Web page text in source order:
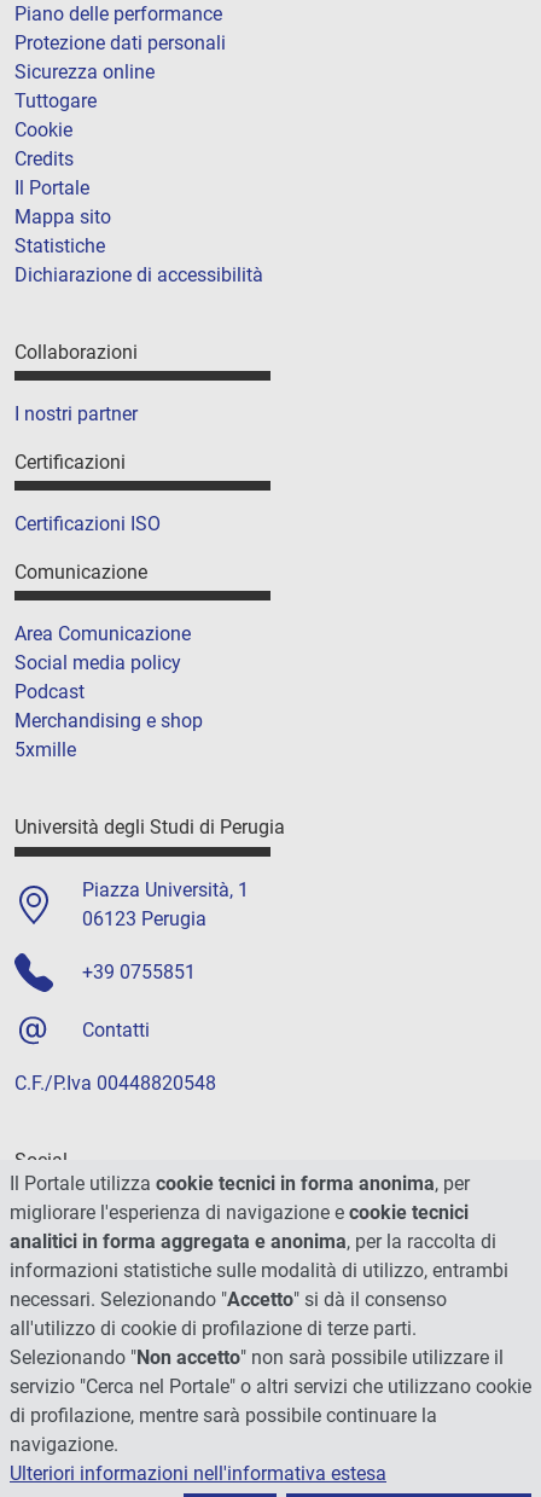
Piano delle performance
Protezione dati personali
Sicurezza online
Tuttogare
Cookie
Credits
Il Portale
Mappa sito
Statistiche
Dichiarazione di accessibilità
Collaborazioni
I nostri partner
Certificazioni
Certificazioni ISO
Comunicazione
Area Comunicazione
Social media policy
Podcast
Merchandising e shop
5xmille
Università degli Studi di Perugia
Piazza Università, 1
06123 Perugia
+39 0755851
Contatti
C.F./P.Iva 00448820548
Social
Il Portale utilizza cookie tecnici in forma anonima, per
migliorare l'esperienza di navigazione e cookie tecnici
analitici in forma aggregata e anonima, per la raccolta di
informazioni statistiche sulle modalità di utilizzo, entrambi
necessari. Selezionando "Accetto" si dà il consenso
all'utilizzo di cookie di profilazione di terze parti.
Selezionando "Non accetto" non sarà possibile utilizzare il
servizio "Cerca nel Portale" o altri servizi che utilizzano cookie
di profilazione, mentre sarà possibile continuare la
navigazione.
Ulteriori informazioni nell'informativa estesa